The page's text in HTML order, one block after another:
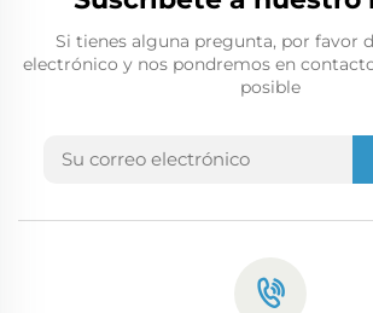
Si tienes alguna pregunta, por favor
electrónico y nos pondremos en
posible